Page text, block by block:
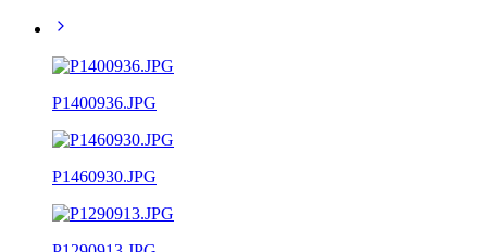
P1400936.JPG
P1460930.JPG